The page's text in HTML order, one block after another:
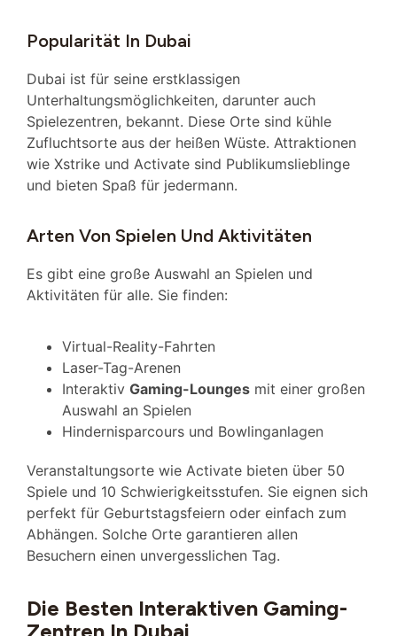
Popularität In Dubai
Dubai ist für seine erstklassigen
Unterhaltungsmöglichkeiten, darunter auch
Spielezentren, bekannt. Diese Orte sind kühle
Zufluchtsorte aus der heißen Wüste. Attraktionen
wie Xstrike und Activate sind Publikumslieblinge
und bieten Spaß für jedermann.
Arten Von Spielen Und Aktivitäten
Es gibt eine große Auswahl an Spielen und
Aktivitäten für alle. Sie finden:
Virtual-Reality-Fahrten
Laser-Tag-Arenen
Interaktiv Gaming-Lounges mit einer großen
Auswahl an Spielen
Hindernisparcours und Bowlinganlagen
Veranstaltungsorte wie Activate bieten über 50
Spiele und 10 Schwierigkeitsstufen. Sie eignen sich
perfekt für Geburtstagsfeiern oder einfach zum
Abhängen. Solche Orte garantieren allen
Besuchern einen unvergesslichen Tag.
Die Besten Interaktiven Gaming-